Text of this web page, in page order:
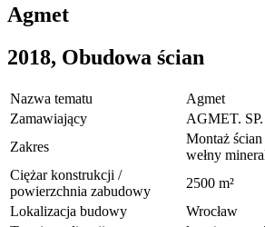
Agmet
2018, Obudowa ścian
Nazwa tematu
Agmet
Zamawiający
AGMET.
Zakres
Montaż
wełny
Ciężar konstrukcji /
powierzchnia zabudowy
2500 m²
Lokalizacja budowy
Wrocław